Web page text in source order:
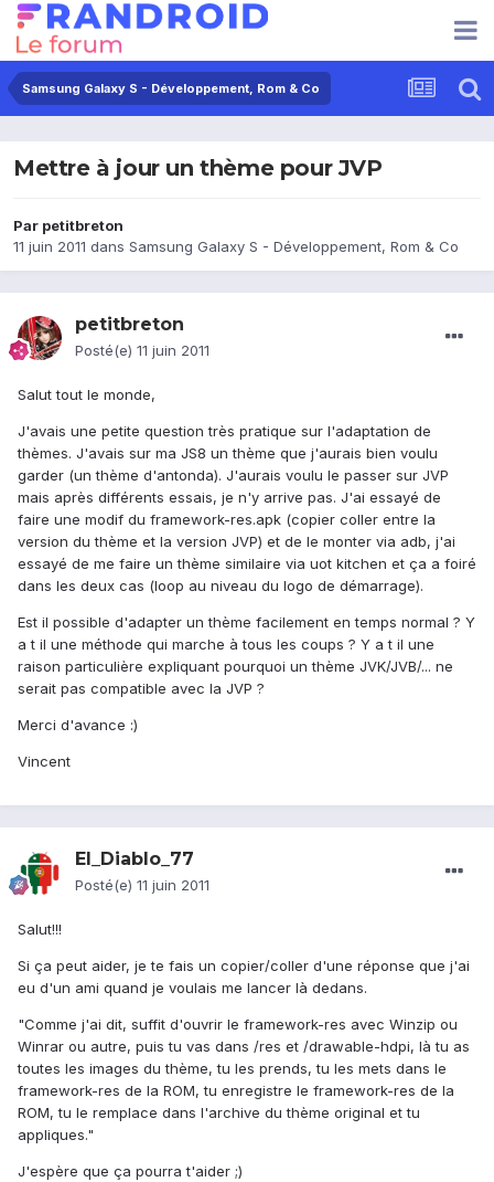
Samsung Galaxy S - Développement, Rom & Co
Mettre à jour un thème pour JVP
Par petitbreton
11 juin 2011 dans Samsung Galaxy S - Développement, Rom & Co
petitbreton
Posté(e) 11 juin 2011
Salut tout le monde,
J'avais une petite question très pratique sur l'adaptation de
thèmes. J'avais sur ma JS8 un thème que j'aurais bien voulu
garder (un thème d'antonda). J'aurais voulu le passer sur JVP
mais après différents essais, je n'y arrive pas. J'ai essayé de
faire une modif du framework-res.apk (copier coller entre la
version du thème et la version JVP) et de le monter via adb, j'ai
essayé de me faire un thème similaire via uot kitchen et ça a foiré
dans les deux cas (loop au niveau du logo de démarrage).
Est il possible d'adapter un thème facilement en temps normal ? Y
a t il une méthode qui marche à tous les coups ? Y a t il une
raison particulière expliquant pourquoi un thème JVK/JVB/... ne
serait pas compatible avec la JVP ?
Merci d'avance :)
Vincent
El_Diablo_77
Posté(e) 11 juin 2011
Salut!!!
Si ça peut aider, je te fais un copier/coller d'une réponse que j'ai
eu d'un ami quand je voulais me lancer là dedans.
"Comme j'ai dit, suffit d'ouvrir le framework-res avec Winzip ou
Winrar ou autre, puis tu vas dans /res et /drawable-hdpi, là tu as
toutes les images du thème, tu les prends, tu les mets dans le
framework-res de la ROM, tu enregistre le framework-res de la
ROM, tu le remplace dans l'archive du thème original et tu
appliques."
J'espère que ça pourra t'aider ;)